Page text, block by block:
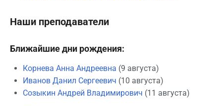
Наши преподаватели
Ближайшие дни рождения:
Корнева Анна Андреевна (9 августа)
Иванов Данил Сергеевич (10 августа)
Созыкин Андрей Владимирович (11 августа)